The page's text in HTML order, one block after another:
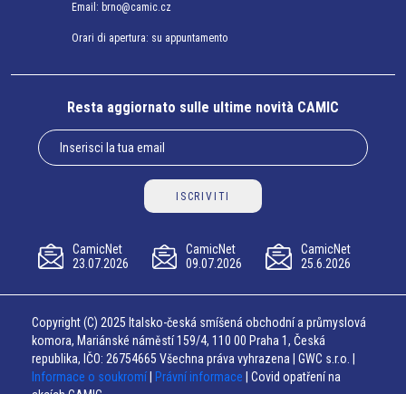
Email: brno@camic.cz
Orari di apertura: su appuntamento
Resta aggiornato sulle ultime novità CAMIC
ISCRIVITI
CamicNet
23.07.2026
CamicNet
09.07.2026
CamicNet
25.6.2026
Copyright (C) 2025 Italsko-česká smíšená obchodní a průmyslová
komora, Mariánské náměstí 159/4, 110 00 Praha 1, Česká
republika, IČO: 26754665 Všechna práva vyhrazena | GWC s.r.o. |
Informace o soukromí
Právní informace | Covid opatření na